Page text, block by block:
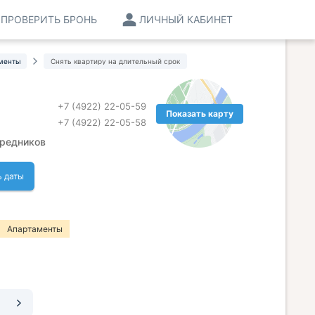
ЛИЧНЫЙ КАБИНЕТ
ПРОВЕРИТЬ БРОНЬ
Снять квартиру на длительный срок
Показать карту
+7 (4922) 22-05-59
+7 (4922) 22-05-58
даты
Апартаменты